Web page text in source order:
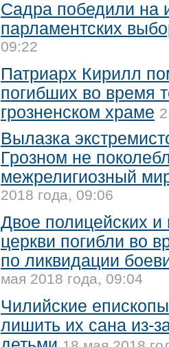
Садра победили на
парламентских
09:22
Патриарх Кирилл
погибших во время
грозненском храме
Вылазка
Грозном не
межрелигиозный
2018 года, 09:06
Двое полицейских
церкви погибли во
по ликвидации
мая 2018 года, 09:04
Чилийские
лишить их сана из-